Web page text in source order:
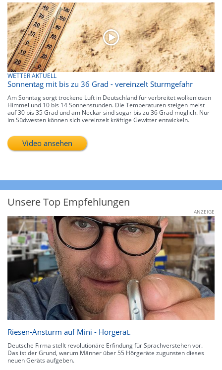
WETTER AKTUELL
Sonnentag mit bis zu 36 Grad - vereinzelt Sturmgefahr
Am Sonntag sorgt trockene Luft in Deutschland für verbreitet wolkenlosen
Himmel und 10 bis 14 Sonnenstunden. Die Temperaturen steigen meist
auf 30 bis 35 Grad und am Neckar sind sogar bis zu 36 Grad möglich. Nur
im Südwesten können sich vereinzelt kräftige Gewitter entwickeln.
Video ansehen
Unsere Top Empfehlungen
ANZEIGE
Riesen-Ansturm auf Mini - Hörgerät.
Deutsche Firma stellt revolutionäre Erfindung für Sprachverstehen vor.
Das ist der Grund, warum Männer über 55 Hörgeräte zugunsten dieses
neuen Geräts aufgeben.